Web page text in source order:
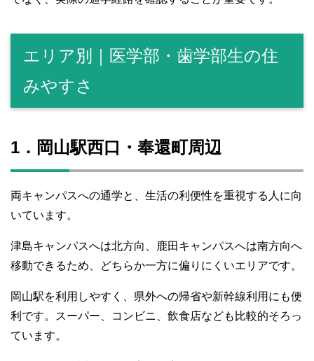
エリア別｜医学部・歯学部生の住
みやすさ
1．岡山駅西口・奉還町周辺
両キャンパスへの通学と、生活の利便性を重視する人に向
いています。
津島キャンパスへは北方向、鹿田キャンパスへは南方向へ
移動できるため、どちらか一方に偏りにくいエリアです。
岡山駅を利用しやすく、県外への帰省や新幹線利用にも便
利です。スーパー、コンビニ、飲食店なども比較的そろっ
ています。